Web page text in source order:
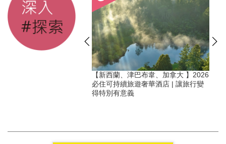
【新西蘭、津巴布韋、加拿大 】2026
必住可持續旅遊奢華酒店 | 讓旅行變
得特別有意義